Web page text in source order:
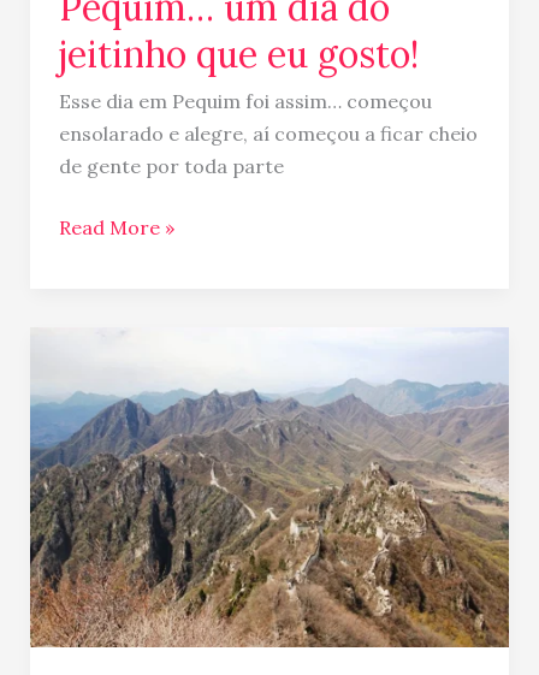
jeitinho que eu gosto!
Esse dia em Pequim foi assim… começou
ensolarado e alegre, aí começou a ficar cheio
de gente por toda parte
Read More »
China
–
Eu
Fui!!!